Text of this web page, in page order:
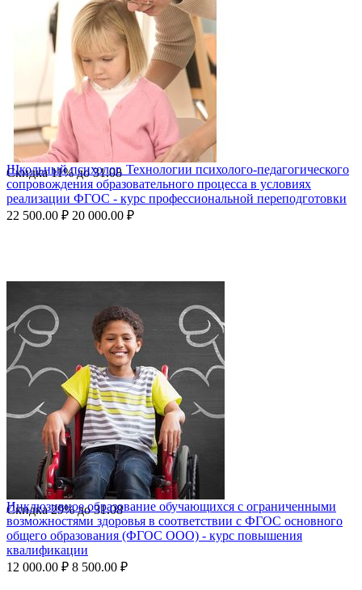
Скидка11%до31.08
Школьный психолог. Технологии психолого-педагогического
сопровождения образовательного процесса в условиях
реализации ФГОС - курс профессиональной переподготовки
22 500.00 ₽ 20 000.00 ₽
Скидка29%до31.08
Инклюзивное образование обучающихся с ограниченными
возможностями здоровья в соответствии с ФГОС основного
общего образования (ФГОС ООО) - курс повышения
квалификации
12 000.00 ₽ 8 500.00 ₽